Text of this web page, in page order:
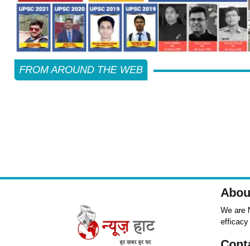
FROM AROUND THE WEB
We are
efficacy